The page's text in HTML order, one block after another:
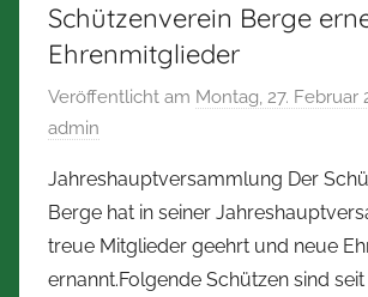
Schützenverein Berge
Ehrenmitglieder
Veröffentlicht am Montag, 27. Februar
admin
Jahreshauptversammlung Der
Berge hat in seiner
treue Mitglieder geehrt und neue
ernannt.Folgende Schützen sind seit